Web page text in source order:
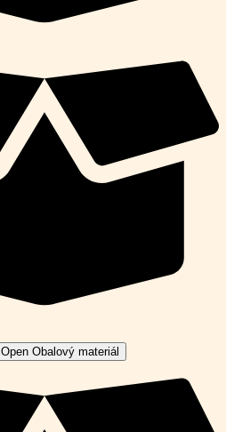
Open Obalový materiál